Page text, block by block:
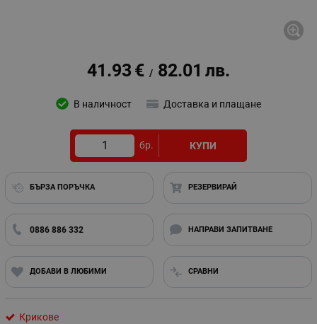
41.93 € / 82.01 лв.
В наличност Доставка и плащане
бр. КУПИ
БЪРЗА ПОРЪЧКА РЕЗЕРВИРАЙ
0886 886 332 НАПРАВИ ЗАПИТВАНЕ
ДОБАВИ В ЛЮБИМИ СРАВНИ
Крикове